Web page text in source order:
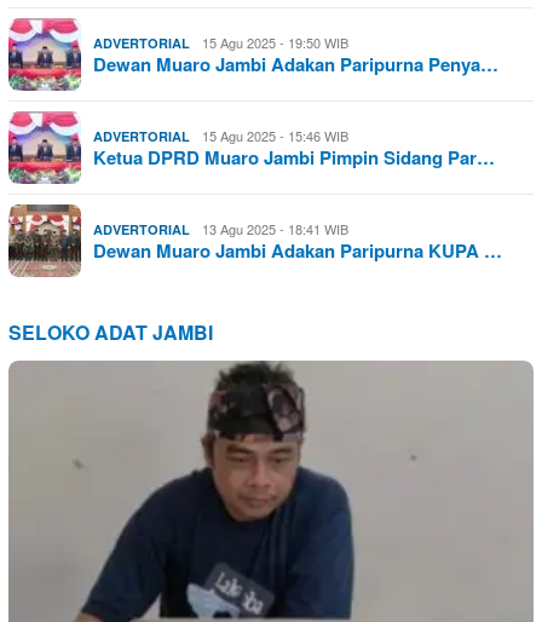
ADVERTORIAL 15 Agu 2025 - 19:50 WIB
Dewan Muaro Jambi Adakan Paripurna Penya…
ADVERTORIAL 15 Agu 2025 - 15:46 WIB
Ketua DPRD Muaro Jambi Pimpin Sidang Par…
ADVERTORIAL 13 Agu 2025 - 18:41 WIB
Dewan Muaro Jambi Adakan Paripurna KUPA …
SELOKO ADAT JAMBI